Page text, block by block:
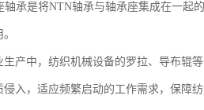
轴承是将NTN轴承与轴承座集成在一起
生产中，纺织机械设备的罗拉、导布辊
侵入，适应频繁启动的工作需求，保障